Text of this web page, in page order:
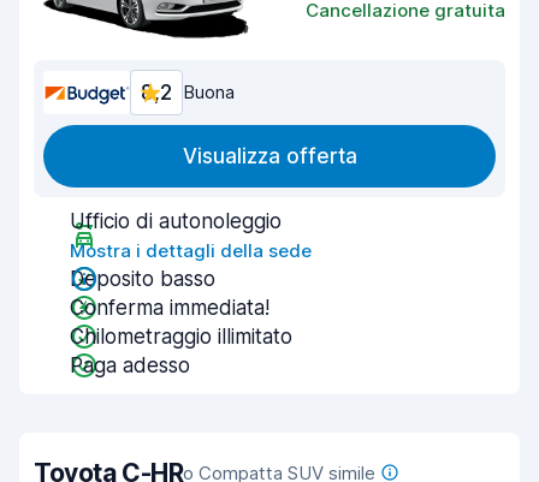
Cancellazione gratuita
8,2 Buona
Visualizza offerta
Ufficio di autonoleggio
Mostra i dettagli della sede
Deposito basso
Conferma immediata!
Chilometraggio illimitato
Paga adesso
Toyota C-HRo Compatta SUV simile